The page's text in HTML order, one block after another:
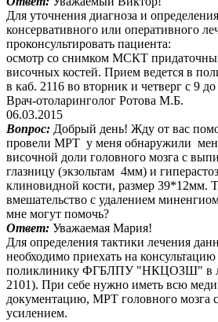
Для уточнения диагноза и
консервативного или оперативного
проконсультировать пациента:
осмотр со снимком МСКТ
височных костей. Прием ведется в
в каб. 2116 во вторник и четверг с 9 до
Врач-отоларинголог Ротова М.Б.
06.03.2015
Вопрос: Добрый день! Жду от вас
провели МРТ у меня обнаружили
височной доли головного мозга с
глазницу (экзольтам 4мм) и
клиновидной кости, размер 39*12мм.
вмешательство с удалением
мне могут помочь?
Ответ: Уважаемая Мария!
Для определения тактики лечения
необходимо приехать на
поликлинику ФГБЛПУ "НКЦОЗШ" в
2101). При себе нужно иметь всю
документацию, МРТ головного мозга
усилением.